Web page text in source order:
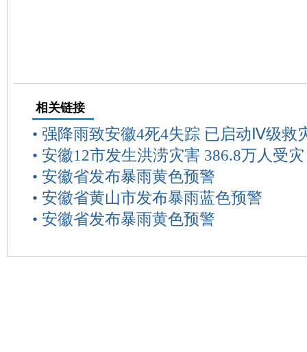
相关链接
• 强降雨致安徽4死4失踪 已启动Ⅳ级救
• 安徽12市发生洪涝灾害 386.8万人受灾
• 安徽省发布暴雨黄色预警
• 安徽省黄山市发布暴雨蓝色预警
• 安徽省发布暴雨黄色预警